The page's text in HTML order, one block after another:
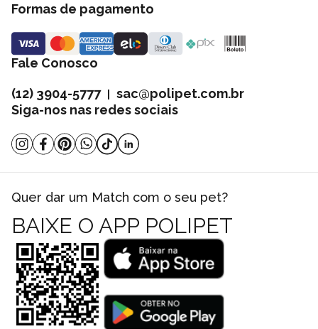
Formas de pagamento
Fale Conosco
(12) 3904-5777| sac@polipet.com.br
Siga-nos nas redes sociais
Quer dar um Match com o seu pet?
BAIXE O APP POLIPET